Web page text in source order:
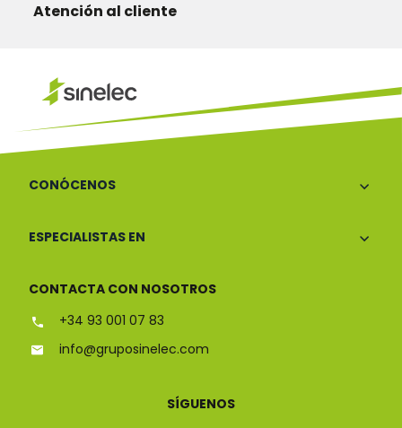
Atención al cliente
CONÓCENOS
ESPECIALISTAS EN
CONTACTA CON NOSOTROS
+34 93 001 07 83
info@gruposinelec.com
SÍGUENOS